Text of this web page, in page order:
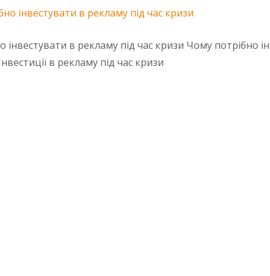
інвестувати в рекламу під час кризи Чому потрібно
в рекламу під час кризи